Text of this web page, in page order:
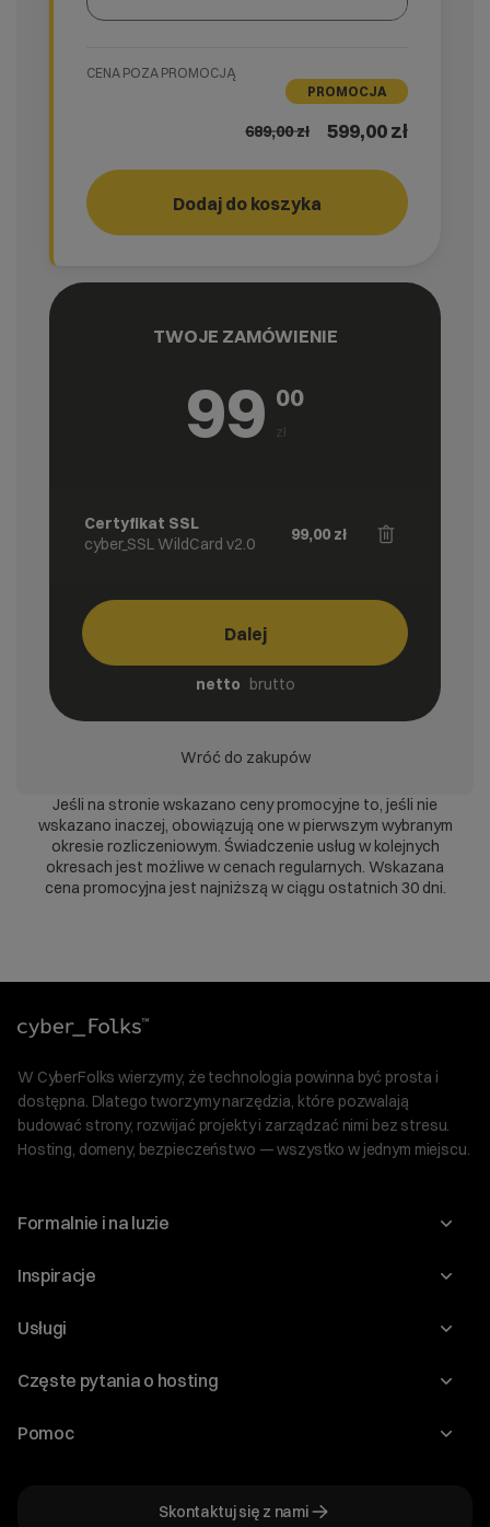
CENA POZA PROMOCJĄ
PROMOCJA
689,00zł 599,00 zł
Dodaj do koszyka GO!
TWOJE ZAMÓWIENIE
99 00
zł
Certyfikat SSL
cyber_SSL WildCard v2.0
99,00 zł
Dalej
netto brutto
Wróć do zakupów
Jeśli na stronie wskazano ceny promocyjne to, jeśli nie
wskazano inaczej, obowiązują one w pierwszym wybranym
okresie rozliczeniowym. Świadczenie usług w kolejnych
okresach jest możliwe w cenach regularnych. Wskazana
cena promocyjna jest najniższą w ciągu ostatnich 30 dni.
W CyberFolks wierzymy, że technologia powinna być prosta i
dostępna. Dlatego tworzymy narzędzia, które pozwalają
budować strony, rozwijać projekty i zarządzać nimi bez stresu.
Hosting, domeny, bezpieczeństwo — wszystko w jednym miejscu.
Formalnie i na luzie
O nas
Program Korzyści dla Inwestorów
Regulaminy i specyfikacje
Inspiracje
Blog
WordPress
Audyt stron
Usługi
Domeny
Hosting dla WooCommerce
Częste pytania o hosting
Jak przenieść stronę?
Pomoc
Skontaktuj się z nami